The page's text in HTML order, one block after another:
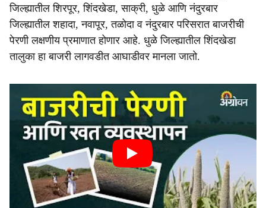
जिल्ह्यातील शिरपूर, शिंदखेडा, साक्री, धुळे आणि नंदुरबार
जिल्ह्यातील शहादा, नवापूर, तळोदा व नंदुरबार परिसरात बाजरीची
पेरणी लक्षणीय प्रमाणात होणार आहे. धुळे जिल्ह्यातील शिंदखेडा
तालुका हा बाजरी लागवडीत आघाडीवर मानला जातो.